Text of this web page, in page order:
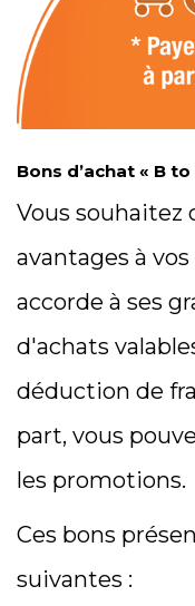
Bons d’achat « B to
Vous souhaitez
avantages à
accorde à ses
d'achats
déduction de
part, vous
les promotions.
Ces bons
suivantes :